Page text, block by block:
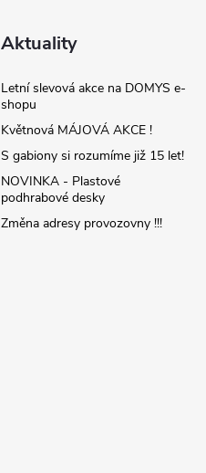
Aktuality
Letní slevová akce na DOMYS e-
shopu
Květnová MÁJOVÁ AKCE !
S gabiony si rozumíme již 15 let!
NOVINKA - Plastové
podhrabové desky
Změna adresy provozovny !!!